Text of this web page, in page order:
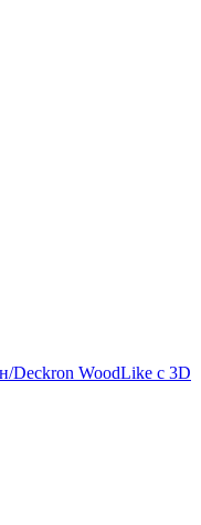
Deckron WoodLike с 3D